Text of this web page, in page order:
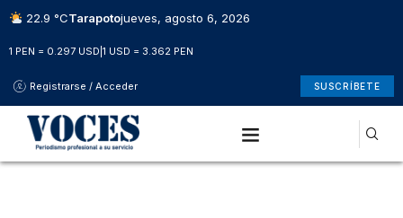
22.9 °CTarapotojueves, agosto 6, 2026
1 PEN = 0.297 USD 1 USD = 3.362 PEN
Registrarse / Acceder SUSCRÍBETE